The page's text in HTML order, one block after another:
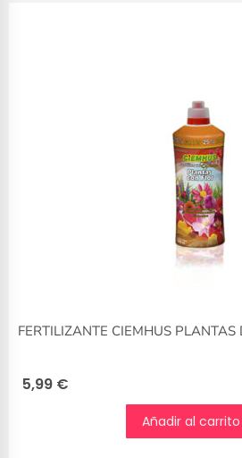
FERTILIZANTE CIEMHUS PLANTAS
5,99 €
Añadir al carrito